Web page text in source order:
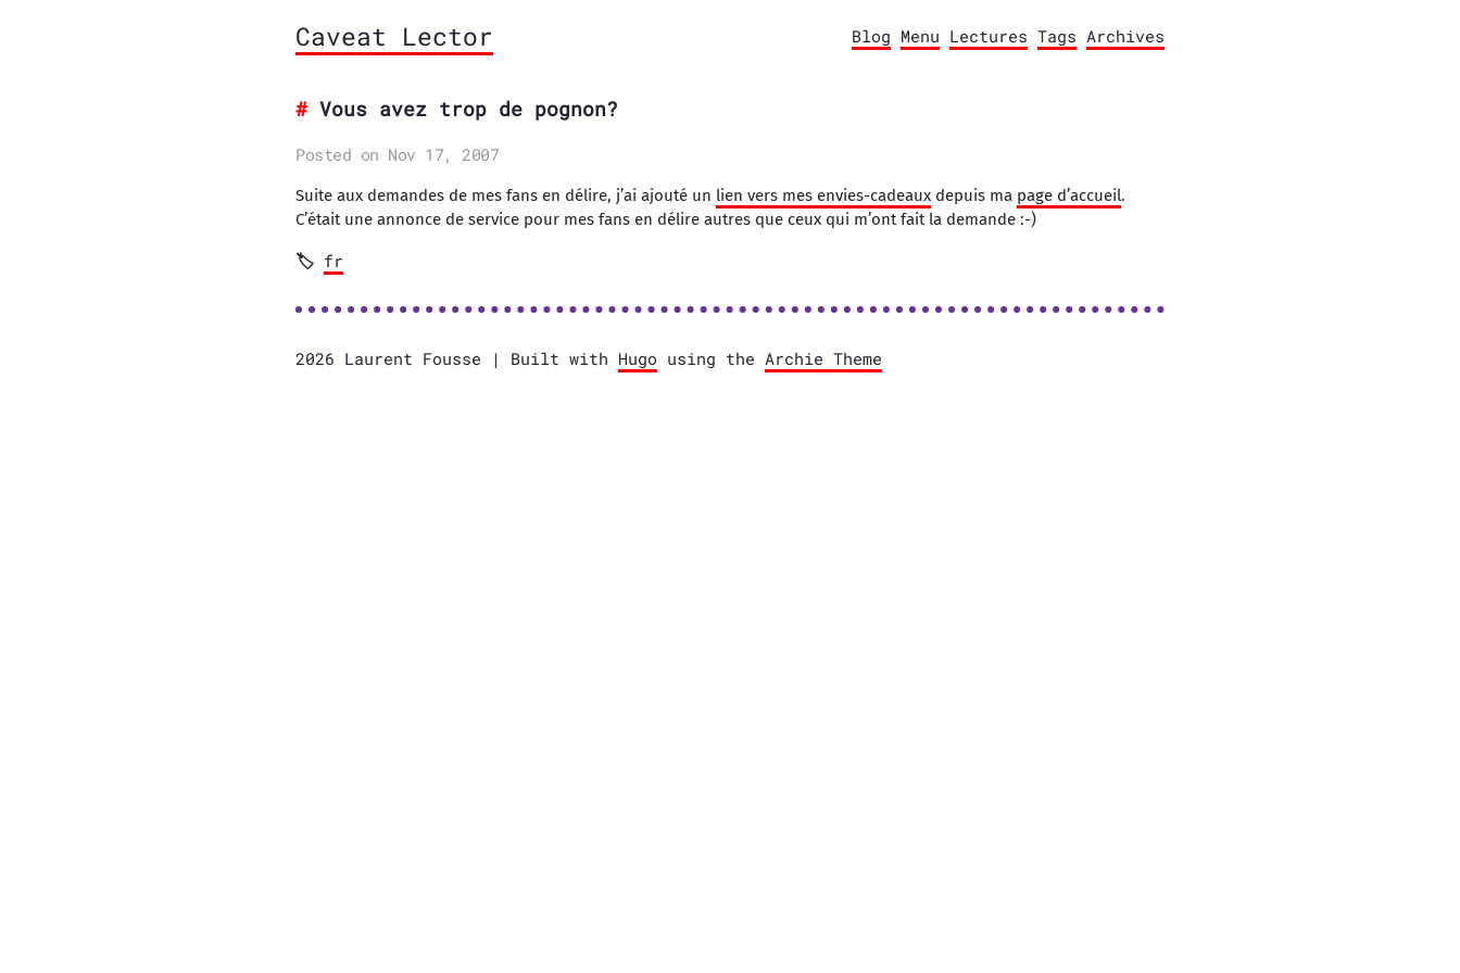
Caveat Lector Blog Menu Lectures Tags Archives
Vous avez trop de pognon?
Posted on Nov 17, 2007
Suite aux demandes de mes fans en délire, j’ai ajouté un lien vers mes envies-cadeaux depuis ma page d’accueil.
C’était une annonce de service pour mes fans en délire autres que ceux qui m’ont fait la demande :-)
fr
2026 Laurent Fousse | Built with Hugo using the Archie Theme